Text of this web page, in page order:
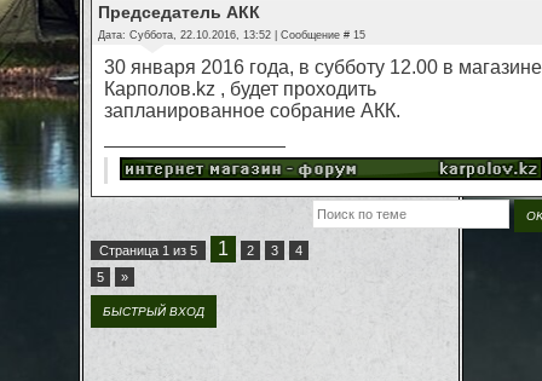
Председатель АКК
Дата: Суббота, 22.10.2016, 13:52 | Сообщение # 15
30 января 2016 года, в субботу 12.00 в магазине
Карполов.kz , будет проходить
запланированное собрание АКК.
Страница 1 из 5 1 2 3
4
5
»